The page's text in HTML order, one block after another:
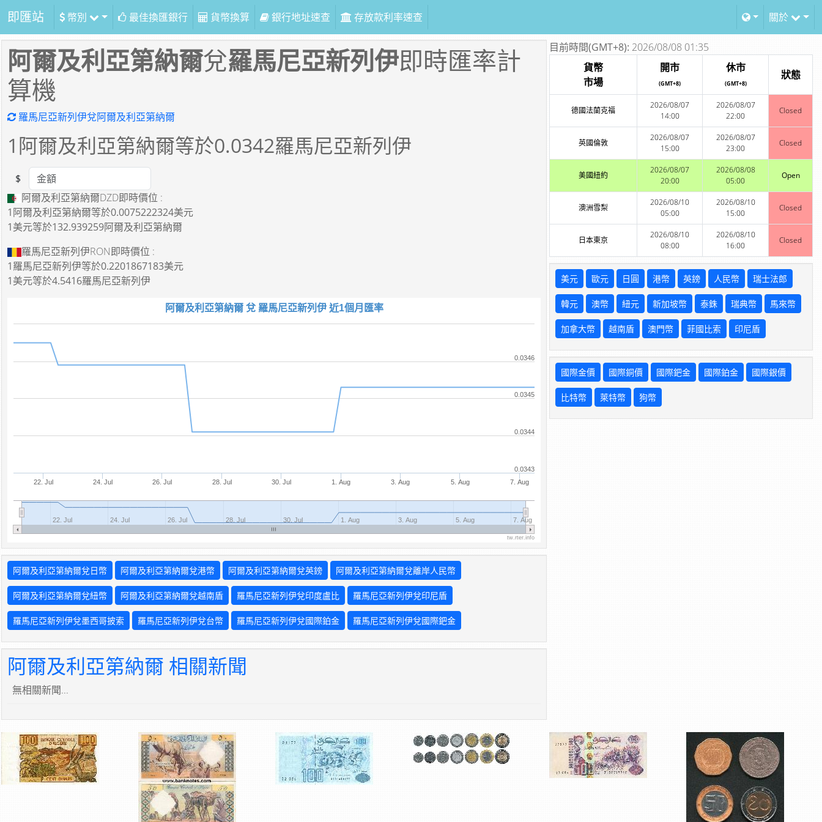
即匯站 幣別 最佳換匯銀行 貨幣換算 銀行地址速查 存放款利率速查 關於
阿爾及利亞第納爾兌羅馬尼亞新列伊即時匯率計
算機
羅馬尼亞新列伊兌阿爾及利亞第納爾
1阿爾及利亞第納爾等於0.0342羅馬尼亞新列伊
Amount
$
阿爾及利亞第納爾DZD即時價位 :
1阿爾及利亞第納爾等於0.0075222324美元
1美元等於132.939259阿爾及利亞第納爾
羅馬尼亞新列伊RON即時價位 :
1羅馬尼亞新列伊等於0.2201867183美元
1美元等於4.5416羅馬尼亞新列伊
阿爾及利亞第納爾 兌 羅馬尼亞新列伊 近1個月匯率
22. Jul 24. Jul 26. Jul 28. Jul 30. Jul 1. Aug 3. Aug 5. Aug 7. Aug
22. Jul 24. Jul 26. Jul 28. Jul 30. Jul 1. Aug 3. Aug 5. Aug 7. Aug
0.0343
0.0344
0.0345
0.0346
tw.rter.info
阿爾及利亞第納爾兌日幣 阿爾及利亞第納爾兌港幣 阿爾及利亞第納爾兌英鎊 阿爾及利亞第納爾兌離岸人民幣
阿爾及利亞第納爾兌紐幣 阿爾及利亞第納爾兌越南盾 羅馬尼亞新列伊兌印度盧比 羅馬尼亞新列伊兌印尼盾
羅馬尼亞新列伊兌墨西哥披索 羅馬尼亞新列伊兌台幣 羅馬尼亞新列伊兌國際鉑金 羅馬尼亞新列伊兌國際鈀金
阿爾及利亞第納爾 相關新聞
無相關新聞...
目前時間(GMT+8): 2026/08/08 01:35
貨幣
市場
開市
(GMT+8)
休市
(GMT+8)
狀態
德國法蘭克福
2026/08/07
14:00
2026/08/07
22:00
Closed
英國倫敦
2026/08/07
15:00
2026/08/07
23:00
Closed
美國紐約
2026/08/07
20:00
2026/08/08
05:00
Open
澳洲雪梨
2026/08/10
05:00
2026/08/10
15:00
Closed
日本東京
2026/08/10
08:00
2026/08/10
16:00
Closed
美元 歐元 日圓 港幣 英鎊 人民幣 瑞士法郎
韓元 澳幣 紐元 新加坡幣 泰銖 瑞典幣 馬來幣
加拿大幣 越南盾 澳門幣 菲國比索 印尼盾
國際金價 國際銅價 國際鈀金 國際鉑金 國際銀價
比特幣 萊特幣 狗幣